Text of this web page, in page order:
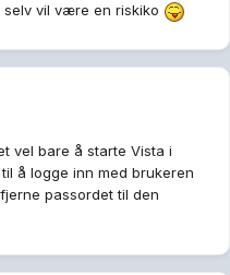
selv vil være en riskiko
vel bare å starte Vista i
å logge inn med brukeren
passordet til den